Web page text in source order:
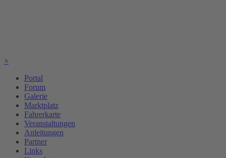
×
Portal
Forum
Galerie
Marktplatz
Fahrerkarte
Veranstaltungen
Anleitungen
Partner
Links